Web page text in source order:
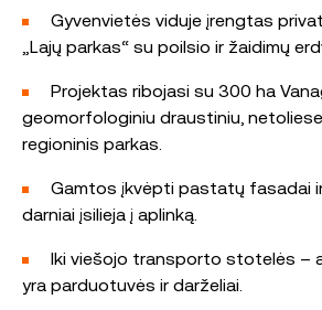
Gyvenvietės viduje įrengtas
„Lajų parkas“ su poilsio ir žaidimų
Projektas ribojasi su 300 ha
geomorfologiniu draustiniu, netoliese
regioninis parkas.
Gamtos įkvėpti pastatų fasadai
darniai įsilieja į aplinką.
Iki viešojo transporto stotelės –
yra parduotuvės ir darželiai.